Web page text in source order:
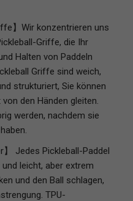
】Wir konzentrieren uns
Griffe, die Ihr
Halten von Paddeln
Griffe sind weich,
strukturiert, Sie können
den Händen gleiten.
werden, nachdem sie
】 Jedes Pickleball-Paddel
leicht, aber extrem
und den Ball schlagen,
TPU-